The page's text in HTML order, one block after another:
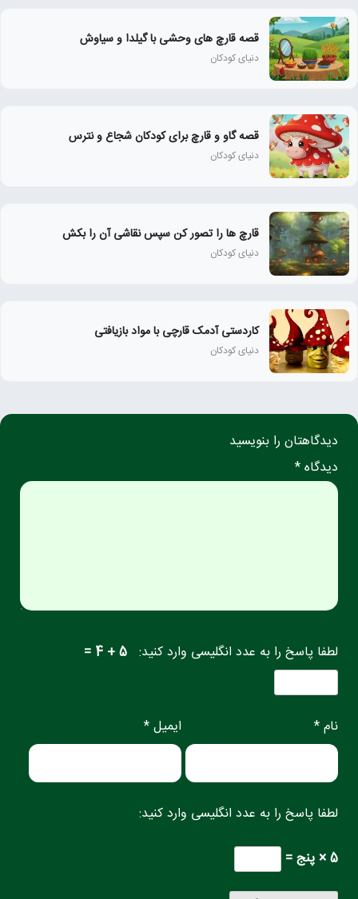
قصه قارچ های وحشی با گیلدا و سیاوش
دنیای کودکان
قصه گاو و قارچ برای کودکان شجاع و نترس
دنیای کودکان
قارچ ها را تصور کن سپس نقاشی آن را بکش
دنیای کودکان
کاردستی آدمک قارچی با مواد بازیافتی
دنیای کودکان
دیدگاهتان را بنویسید
دیدگاه *
لطفا پاسخ را به عدد انگلیسی وارد کنید: 5 + 4 =
نام * ایمیل *
لطفا پاسخ را به عدد انگلیسی وارد کنید:
5 × پنج =